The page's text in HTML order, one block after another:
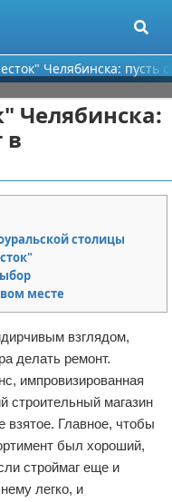
Челябинска: пусть
Челябинска:
в
столицы
месте
взглядом,
делать ремонт.
импровизированная
строительный магазин
взятое. Главное, чтобы
был хороший,
строймаг еще и
легко, и